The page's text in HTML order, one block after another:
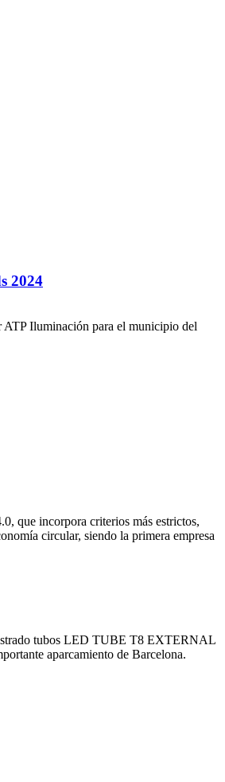
2024
Iluminación para el municipio del
que incorpora criterios más estrictos,
circular, siendo la primera empresa
tubos LED TUBE T8 EXTERNAL
aparcamiento de Barcelona.